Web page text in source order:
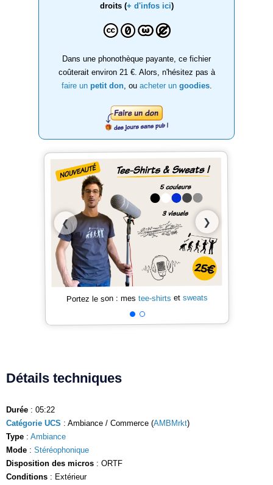
droits (+ d'infos ici)
Dans une phonothèque payante, ce fichier
coûterait environ 21 €. Alors, n'hésitez pas à
faire un petit don, ou acheter un goodies.
❮ ❯
Portez le son : mes tee-shirts et sweats
Détails techniques
Durée : 05:22
Catégorie UCS : Ambiance / Commerce (AMBMrkt)
Type : Ambiance
Mode : Stéréophonique
Disposition des micros : ORTF
Conditions : Extérieur